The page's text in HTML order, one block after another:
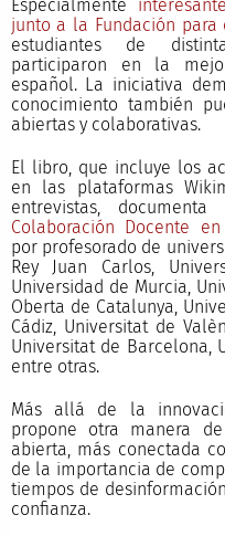
Especialmente
junto a la Fundación
estudiantes de
participaron en la
español. La iniciativa
conocimiento también
abiertas y colaborativas.
El libro, que incluye los
en las plataformas
entrevistas,
Colaboración Docente
por profesorado de
Rey Juan Carlos,
Universidad de Murcia,
Oberta de Catalunya,
Cádiz, Universitat de
Universitat de Barcelona,
entre otras.
Más allá de la
propone otra manera
abierta, más conectada
de la importancia de
tiempos de
confianza.